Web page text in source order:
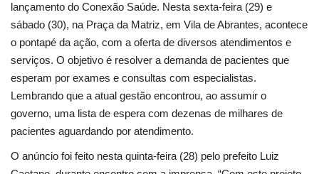
Economia
Galeria
Veja Na Cor Escura
Língua
Portuguese (Brazil) Português
lançamento do Conexão Saúde. Nesta sexta-feira (29) e
sábado (30), na Praça da Matriz, em Vila de Abrantes, acontece
o pontapé da ação, com a oferta de diversos atendimentos e
serviços. O objetivo é resolver a demanda de pacientes que
esperam por exames e consultas com especialistas.
Lembrando que a atual gestão encontrou, ao assumir o
governo, uma lista de espera com dezenas de milhares de
pacientes aguardando por atendimento.
O anúncio foi feito nesta quinta-feira (28) pelo prefeito Luiz